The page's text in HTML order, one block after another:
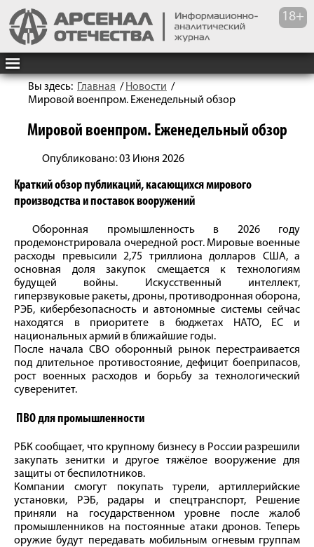
Вы здесь: Главная / Новости /
Мировой военпром. Еженедельный обзор
Мировой военпром. Еженедельный обзор
Опубликовано: 03 Июня 2026
Краткий обзор публикаций, касающихся мирового
производства и поставок вооружений
Оборонная промышленность в 2026 году
продемонстрировала очередной рост. Мировые военные
расходы превысили 2,75 триллиона долларов США, а
основная доля закупок смещается к технологиям
будущей войны. Искусственный интеллект,
гиперзвуковые ракеты, дроны, противодронная оборона,
РЭБ, кибербезопасность и автономные системы сейчас
находятся в приоритете в бюджетах НАТО, ЕС и
национальных армий в ближайшие годы.
После начала СВО оборонный рынок перестраивается
под длительное противостояние, дефицит боеприпасов,
рост военных расходов и борьбу за технологический
суверенитет.
ПВО для промышленности
РБК сообщает, что крупному бизнесу в России разрешили
закупать зенитки и другое тяжёлое вооружение для
защиты от беспилотников.
Компании смогут покупать турели, артиллерийские
установки, РЭБ, радары и спецтранспорт, Решение
приняли на государственном уровне после жалоб
промышленников на постоянные атаки дронов. Теперь
оружие будут передавать мобильным огневым группам